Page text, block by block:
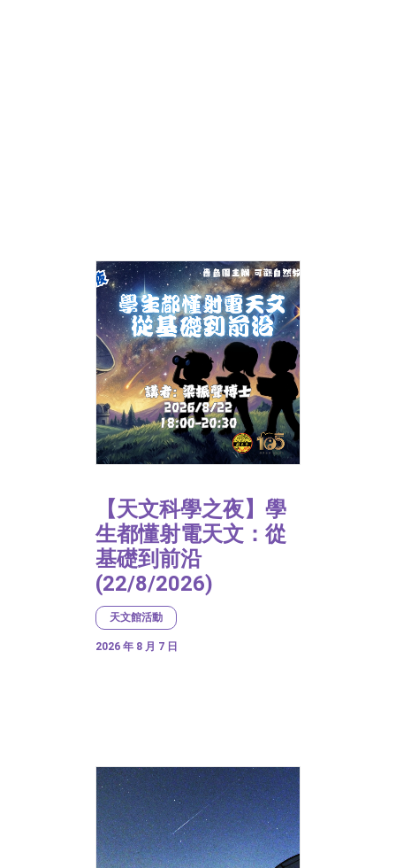
【天文科學之夜】學
生都懂射電天文：從
基礎到前沿
(22/8/2026)
天文館活動
2026 年 8 月 7 日